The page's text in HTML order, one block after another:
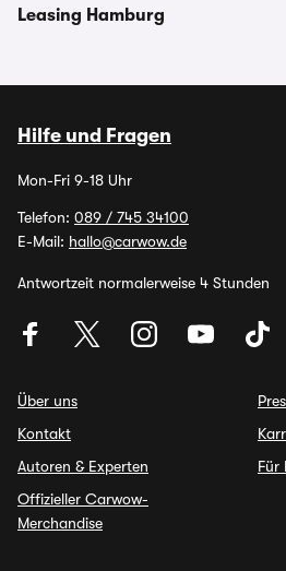
Leasing Hamburg
Hilfe und Fragen
Mon-Fri 9-18 Uhr
Telefon: 089 / 745 34100
E-Mail: hallo@carwow.de
Antwortzeit normalerweise 4 Stunden
Über uns
Kontakt
Autoren & Experten
Offizieller Carwow-
Merchandise
Für